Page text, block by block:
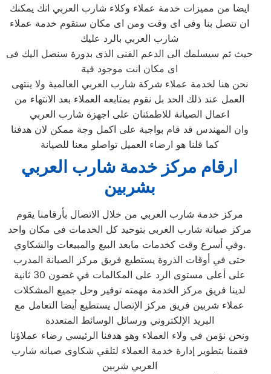
ايضا من مميزات خدمة عملاء وكلاء شارب العربي انك يمكنك
ان تتصل بنا وفى اى وقت ومن اى مكان ستقوم خدمة عملاء
شارب العربي بالرد عليك
حيث ثم سيسلمك الى الدعم الفنى الذى بدورة سنصل اليك فى
اى مكان انت موجود فية
نحن هنا لخدمة عملاء شركة شارب العربي العالمية ولا ينتهى
العمل عند ذلك الحد بل نقوم بمتابعه العملاء بعد الانتهاء من
اعمال الصيانة للاطمئنان على اجهزة شارب العربي
وان المهندس قد قام بواجبة على اكمل وجة ممكن لان هدفنا
كما قلنا هو ارضاء العميل تواصلو معنا للصيانة
ارقام مركز خدمة شارب العربي
بشربين
مركز خدمة شارب العربي من خلال الاتصال بأرقامنا يقوم
مركز صيانة شارب العربي بتوحيد كل الخدمات في مكان واحد
وفي أسرع وقت كخدمات مابعد البيع والمبيعات والشكاوي.
حتى في أوقات الذروة يستطيع فريق مركز الصيانة المدرب
على أعلى مستوى الرد على المكالمات في غضون 30 ثانية
لدينا فريق مركز الخدمة مهمته توفير وحل جميع المشكلات
عملاء شربين فريق مركز الإتصال يستطيع أيضا التعامل مع
البريد الإلكتروني ورسائل الوسائط المتعددة
ونحن نؤمن في ولاء العملاء وهو هدفنا الرئيسي رضاء عملاؤنا
فقمنا بتطوير إدارة خدمة العملاء لتلقي شكاوى صيانه شارب
العربي شربين